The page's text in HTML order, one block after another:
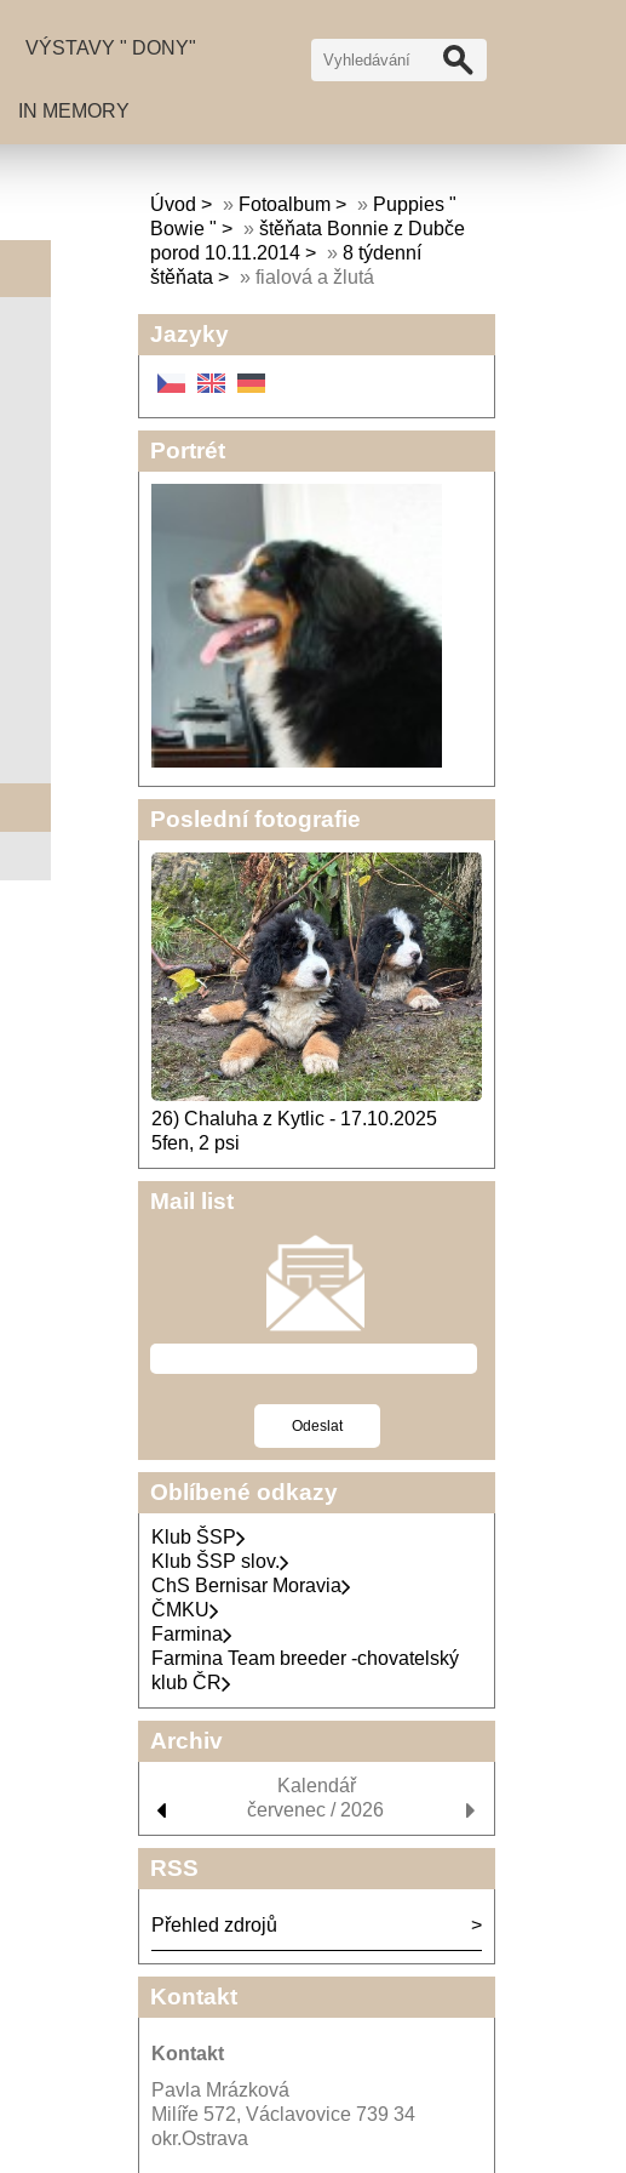
VÝSTAVY " DONY"
IN MEMORY
Úvod » Fotoalbum » Puppies "
Bowie "
» štěňata Bonnie z Dubče
porod 10.11.2014
» 8 týdenní
štěňata
» fialová a žlutá
Jazyky
Portrét
Poslední fotografie
26) Chaluha z Kytlic - 17.10.2025
5fen, 2 psi
Mail list
Oblíbené odkazy
Klub ŠSP
Klub ŠSP slov.
ChS Bernisar Moravia
ČMKU
Farmina
Farmina Team breeder -chovatelský
klub ČR
Archiv
Kalendář
červenec / 2026
RSS
Přehled zdrojů
Kontakt
Kontakt
Pavla Mrázková
Milíře 572, Václavovice 739 34
okr.Ostrava